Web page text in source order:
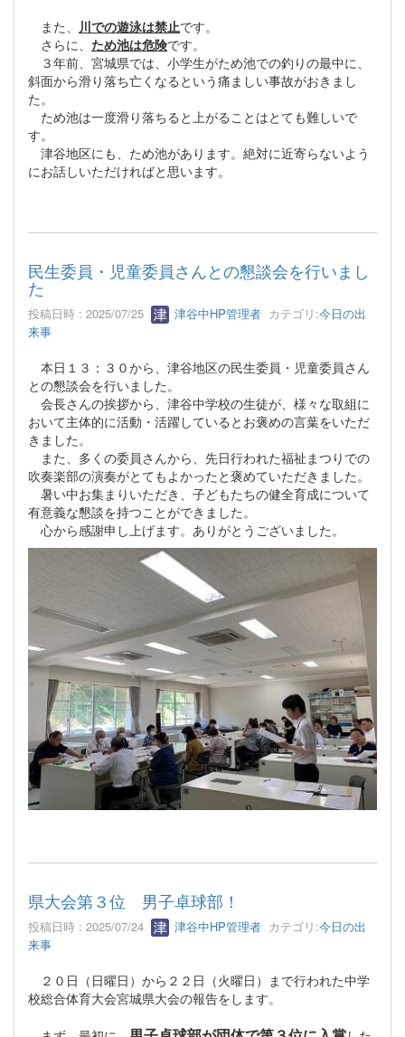
また、 川での遊泳は禁止です。
さらに、 ため池は危険です。
３年前、宮城県では、小学生がため池での釣りの最中に、
斜面から滑り落ち亡くなるという痛ましい事故がおきまし
た。
ため池は一度滑り落ちると上がることはとても難しいで
す。
津谷地区にも、ため池があります。絶対に近寄らないよう
にお話しいただければと思います。
民生委員・児童委員さんとの懇談会を行いまし
た
投稿日時 : 2025/07/25 津谷中HP管理者 カテゴリ:今日の出
来事
本日１３：３０から、津谷地区の民生委員・児童委員さん
との懇談会を行いました。
会長さんの挨拶から、津谷中学校の生徒が、様々な取組に
おいて主体的に活動・活躍しているとお褒めの言葉をいただ
きました。
また、多くの委員さんから、先日行われた福祉まつりでの
吹奏楽部の演奏がとてもよかったと褒めていただきました。
暑い中お集まりいただき、子どもたちの健全育成について
有意義な懇談を持つことができました。
心から感謝申し上げます。ありがとうございました。
県大会第３位 男子卓球部！
投稿日時 : 2025/07/24 津谷中HP管理者 カテゴリ:今日の出
来事
２０日（日曜日）から２２日（火曜日）まで行われた中学
校総合体育大会宮城県大会の報告をします。